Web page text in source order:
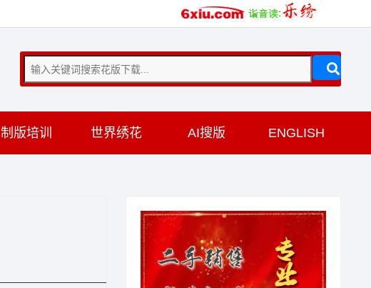
制版培训 世界绣花 AI搜版 ENGLISH